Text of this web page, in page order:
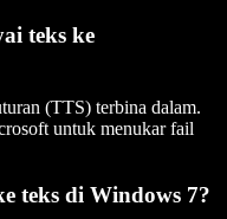
teks ke
(TTS) terbina dalam.
untuk menukar fail
teks di Windows 7?